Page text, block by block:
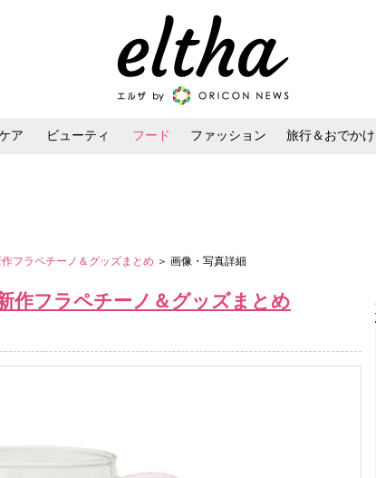
ア ビューティ フード ファッション 旅行＆おでかけ
フラペチーノ＆グッズまとめ ＞ 画像・写真詳細
作フラペチーノ＆グッズまとめ